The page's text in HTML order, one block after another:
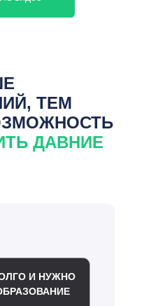
ТЕМ
ДАВНИЕ
И НУЖНО